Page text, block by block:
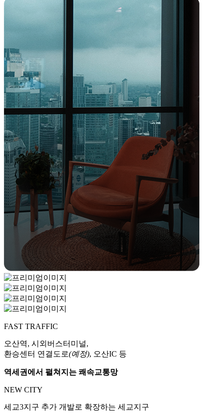
FAST TRAFFIC
오산역, 시외버스터미널,
환승센터 연결도로(예정), 오산IC 등
역세권에서 펼쳐지는 쾌속교통망
NEW CITY
세교3지구 추가 개발로 확장하는 세교지구